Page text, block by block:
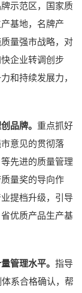
示范区，国家质
基地，名牌产
量强市战略，对
企业转调创步
和持续发展力，
品牌。重点抓好
意见的贯彻落
先进的质量管理
量奖的导向作
提档升级，引导
优质产品生产基
管理水平。指导
系合格确认，帮